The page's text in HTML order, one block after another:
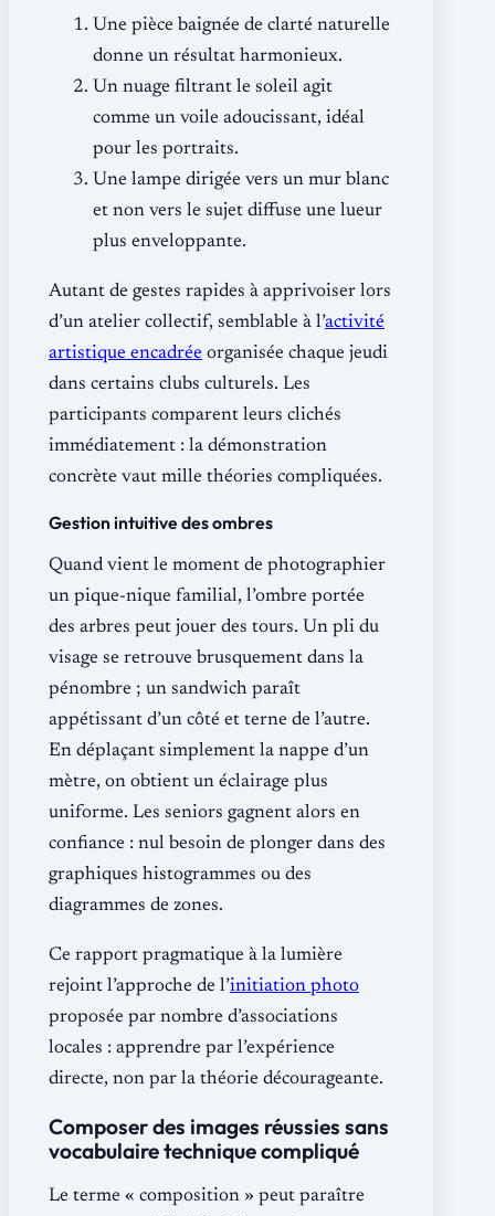
Une pièce baignée de clarté naturelle
donne un résultat harmonieux.
Un nuage filtrant le soleil agit
comme un voile adoucissant, idéal
pour les portraits.
Une lampe dirigée vers un mur blanc
et non vers le sujet diffuse une lueur
plus enveloppante.
Autant de gestes rapides à apprivoiser lors
d’un atelier collectif, semblable à l’activité
artistique encadrée organisée chaque jeudi
dans certains clubs culturels. Les
participants comparent leurs clichés
immédiatement : la démonstration
concrète vaut mille théories compliquées.
Gestion intuitive des ombres
Quand vient le moment de photographier
un pique-nique familial, l’ombre portée
des arbres peut jouer des tours. Un pli du
visage se retrouve brusquement dans la
pénombre ; un sandwich paraît
appétissant d’un côté et terne de l’autre.
En déplaçant simplement la nappe d’un
mètre, on obtient un éclairage plus
uniforme. Les seniors gagnent alors en
confiance : nul besoin de plonger dans des
graphiques histogrammes ou des
diagrammes de zones.
Ce rapport pragmatique à la lumière
rejoint l’approche de l’initiation photo
proposée par nombre d’associations
locales : apprendre par l’expérience
directe, non par la théorie décourageante.
Composer des images réussies sans
vocabulaire technique compliqué
Le terme « composition » peut paraître